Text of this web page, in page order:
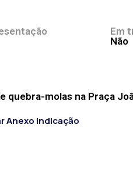
Em
Não
quebra-molas na Praça
Anexo Indicação